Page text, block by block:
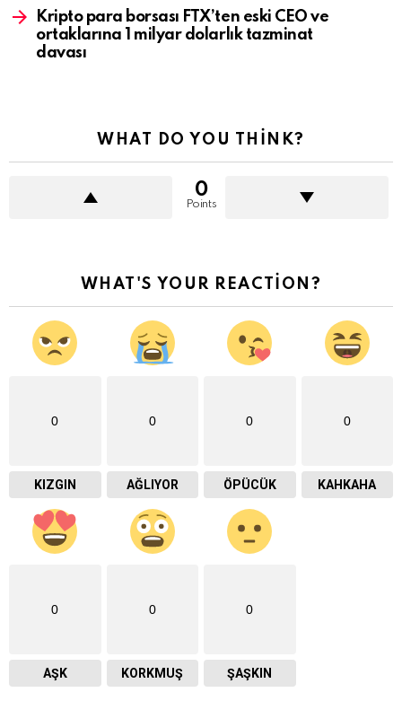
Kripto para borsası FTX’ten eski CEO ve
ortaklarına 1 milyar dolarlık tazminat
davası
WHAT DO YOU THINK?
0
Points
WHAT'S YOUR REACTION?
0
KIZGIN
0
AĞLIYOR
0
ÖPÜCÜK
0
KAHKAHA
0
AŞK
0
KORKMUŞ
0
ŞAŞKIN